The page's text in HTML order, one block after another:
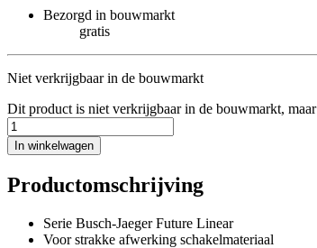
Bezorgd in bouwmarkt
gratis
Niet verkrijgbaar in de bouwmarkt
Dit product is niet verkrijgbaar in de bouwmarkt,
In winkelwagen
Productomschrijving
Serie Busch-Jaeger Future Linear
Voor strakke afwerking schakelmateriaal